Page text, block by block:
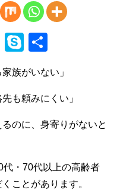
T
u
m
bl
r
S
p
e
族がいない」
も頼みにくい」
のに、身寄りがないと
代・70代以上の高齢者
ことがあります。